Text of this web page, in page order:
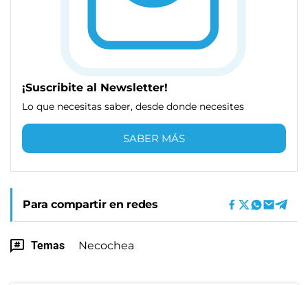
¡Suscribite al Newsletter!
Lo que necesitas saber, desde donde necesites
SABER MÁS
Para compartir en redes
Temas Necochea